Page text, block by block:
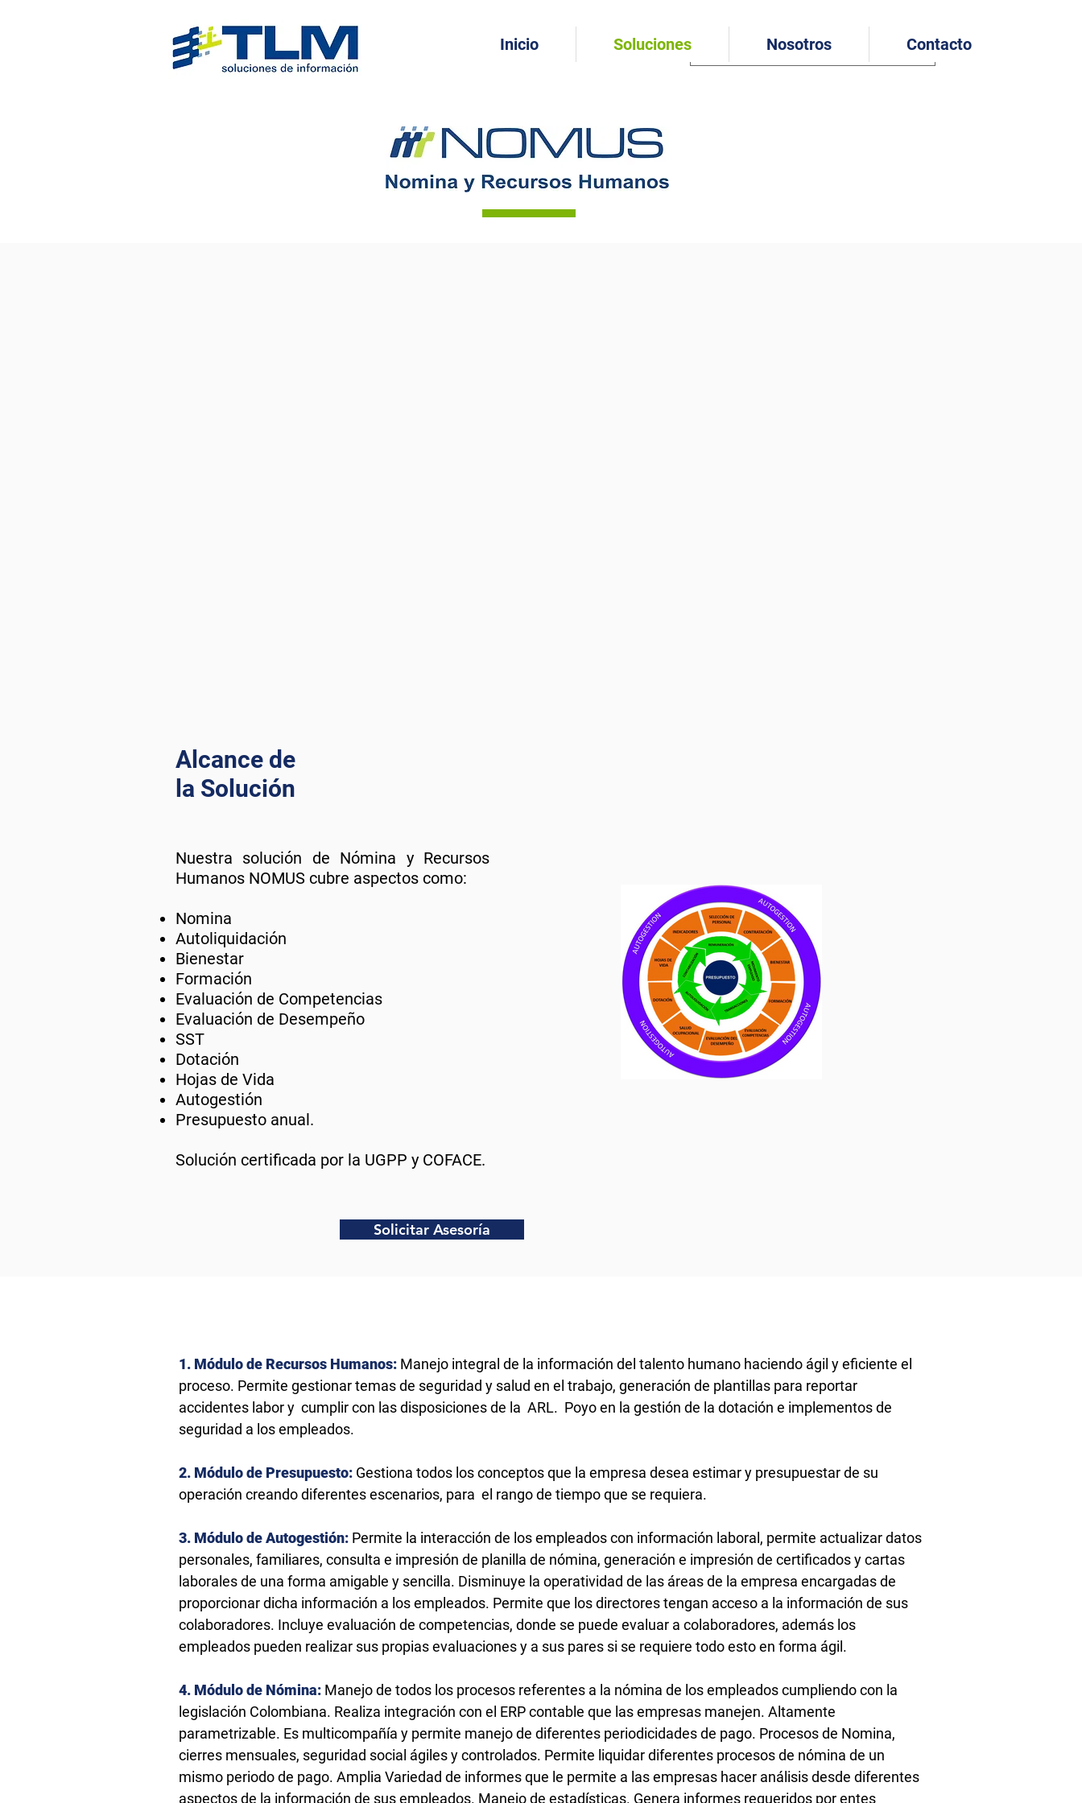
Inicio Soluciones Nosotros Contacto
Alcance de
la Solución
Nuestra solución de Nómina y Recursos
Humanos NOMUS cubre aspectos como:
Nomina
Autoliquidación
Bienestar
Formación
Evaluación de Competencias
Evaluación de Desempeño
SST
Dotación
Hojas de Vida
Autogestión
Presupuesto anual.
Solución certificada por la UGPP y COFACE.
Solicitar Asesoría
1. Módulo de Recursos Humanos: Manejo integral de la información del talento humano haciendo ágil y eficiente el
proceso. Permite gestionar temas de seguridad y salud en el trabajo, generación de plantillas para reportar
accidentes labor y cumplir con las disposiciones de la ARL. Poyo en la gestión de la dotación e implementos de
seguridad a los empleados.
2. Módulo de Presupuesto: Gestiona todos los conceptos que la empresa desea estimar y presupuestar de su
operación creando diferentes escenarios, para el rango de tiempo que se requiera.
3. Módulo de Autogestión: Permite la interacción de los empleados con información laboral, permite actualizar datos
personales, familiares, consulta e impresión de planilla de nómina, generación e impresión de certificados y cartas
laborales de una forma amigable y sencilla. Disminuye la operatividad de las áreas de la empresa encargadas de
proporcionar dicha información a los empleados. Permite que los directores tengan acceso a la información de sus
colaboradores. Incluye evaluación de competencias, donde se puede evaluar a colaboradores, además los
empleados pueden realizar sus propias evaluaciones y a sus pares si se requiere todo esto en forma ágil.
4. Módulo de Nómina: Manejo de todos los procesos referentes a la nómina de los empleados cumpliendo con la
legislación Colombiana. Realiza integración con el ERP contable que las empresas manejen. Altamente
parametrizable. Es multicompañía y permite manejo de diferentes periodicidades de pago. Procesos de Nomina,
cierres mensuales, seguridad social ágiles y controlados. Permite liquidar diferentes procesos de nómina de un
mismo periodo de pago. Amplia Variedad de informes que le permite a las empresas hacer análisis desde diferentes
aspectos de la información de sus empleados. Manejo de estadísticas. Genera informes requeridos por entes